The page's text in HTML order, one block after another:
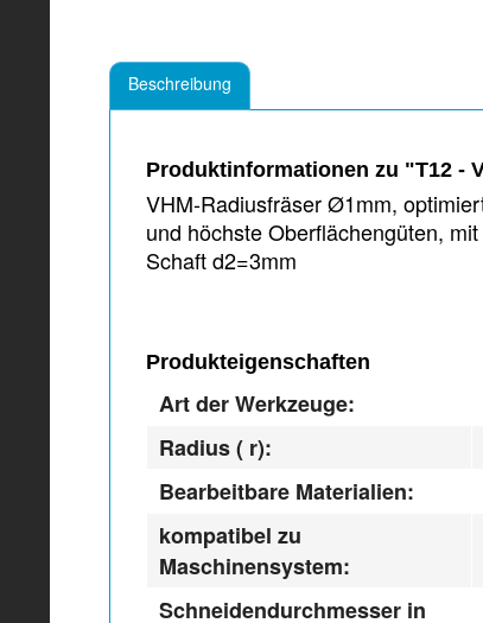
Beschreibung
Produktinformationen zu "T12 -
VHM-Radiusfräser Ø1mm,
und höchste Oberflächengüten,
Schaft d2=3mm
Produkteigenschaften
Art der Werkzeuge:
Radius ( r):
Bearbeitbare Materialien:
kompatibel zu
Maschinensystem:
Schneidendurchmesser in